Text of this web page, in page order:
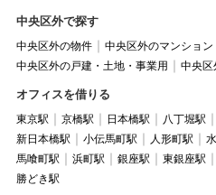
中央区外で探す
中央区外の物件
中央区外のマンション
中央区外の戸建・土地・事業用
中央区
オフィスを借りる
東京駅 京橋駅 日本橋駅 八丁堀駅
新日本橋駅
小伝馬町駅 人形町駅
馬喰町駅
浜町駅 銀座駅 東銀座駅
勝どき駅